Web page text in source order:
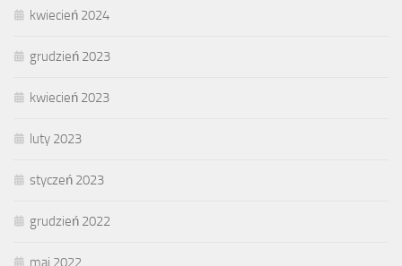
kwiecień 2024
grudzień 2023
kwiecień 2023
luty 2023
styczeń 2023
grudzień 2022
maj 2022